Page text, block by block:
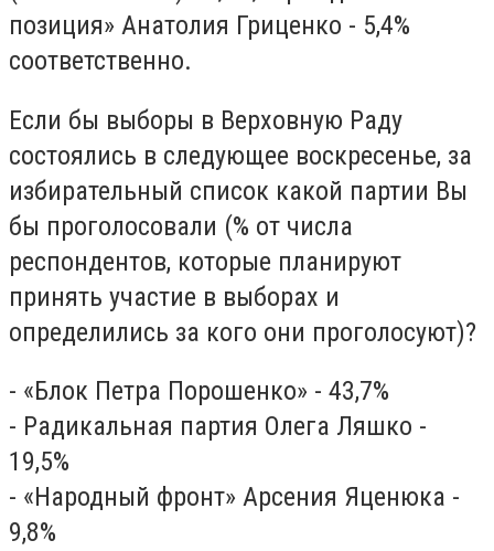
позиция» Анатолия Гриценко - 5,4%
соответственно.
Если бы выборы в Верховную Раду
состоялись в следующее воскресенье, за
избирательный список какой партии Вы
бы проголосовали (% от числа
респондентов, которые планируют
принять участие в выборах и
определились за кого они проголосуют)?
- «Блок Петра Порошенко» - 43,7%
- Радикальная партия Олега Ляшко -
19,5%
- «Народный фронт» Арсения Яценюка -
9,8%